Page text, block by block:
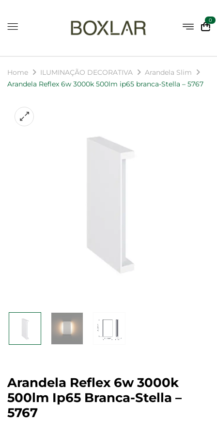
0
Home ILUMINAÇÃO DECORATIVA
Arandela Slim
Arandela Reflex 6w 3000k 500lm ip65 branca-Stella – 5767
Arandela Reflex 6w 3000k
500lm Ip65 Branca-Stella –
5767